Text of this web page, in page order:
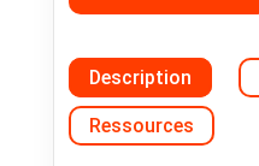
Description
Ressources